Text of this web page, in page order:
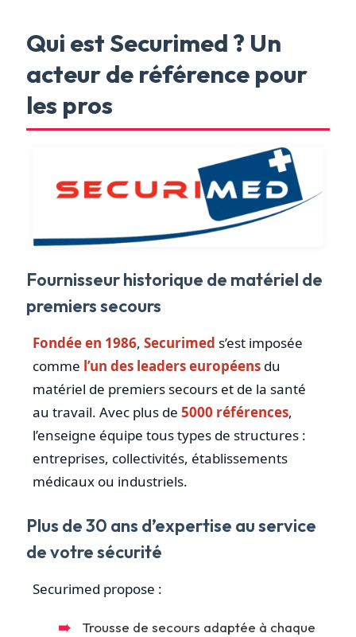
Qui est Securimed ? Un
acteur de référence pour
les pros
Fournisseur historique de matériel de
premiers secours
Fondée en 1986, Securimed s’est imposée
comme l’un des leaders européens du
matériel de premiers secours et de la santé
au travail. Avec plus de 5000 références,
l’enseigne équipe tous types de structures :
entreprises, collectivités, établissements
médicaux ou industriels.
Plus de 30 ans d’expertise au service
de votre sécurité
Securimed propose :
Trousse de secours adaptée à chaque